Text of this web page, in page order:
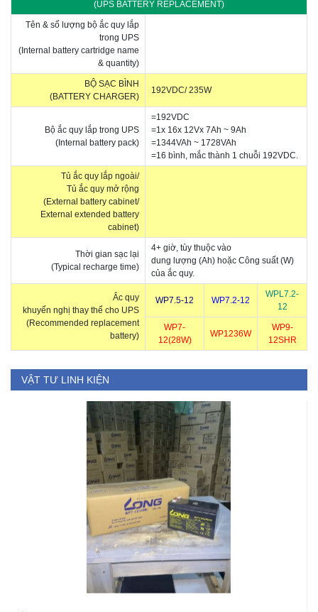
(UPS BATTERY REPLACEMENT)
Tên & số lượng bộ ắc quy lắp
trong UPS
(Internal battery cartridge name
& quantity)
BỘ SẠC BÌNH
(BATTERY CHARGER)
192VDC/ 235W
Bộ ắc quy lắp trong UPS
(Internal battery pack)
=192VDC
=1x 16x 12Vx 7Ah ~ 9Ah
=1344VAh ~ 1728VAh
=16 bình, mắc thành 1 chuỗi 192VDC.
Tủ ắc quy lắp ngoài/
Tủ ắc quy mở rộng
(External battery cabinet/
External extended battery
cabinet)
Thời gian sạc lại
(Typical recharge time)
4+ giờ, tùy thuộc vào
dung lượng (Ah) hoặc Công suất (W)
của ắc quy.
Ắc quy
khuyến nghị thay thế cho UPS
(Recommended replacement
battery)
WP7.5-12 WP7.2-12
WPL7.2-
12
WP7-
12(28W)
WP1236W
WP9-
12SHR
VẬT TƯ LINH KIỆN